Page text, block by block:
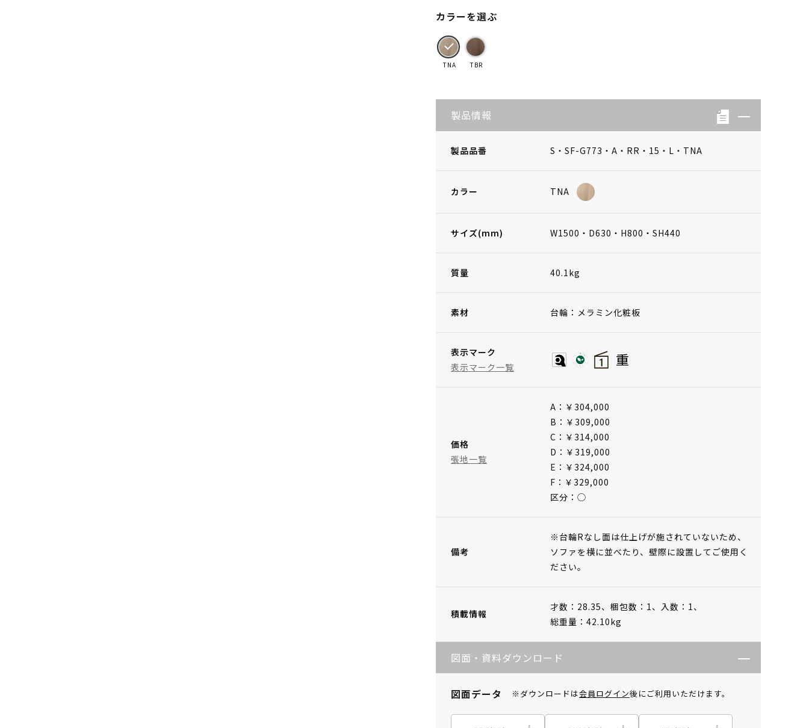
カラーを選ぶ
TNA TBR
製品情報
製品品番 S・SF-G773・A・RR・15・L・TNA
カラー TNA
サイズ(mm) W1500・D630・H800・SH440
質量 40.1kg
素材 台輪：メラミン化粧板
表示マーク
表示マーク一覧
価格
張地一覧
A：￥304,000
B：￥309,000
C：￥314,000
D：￥319,000
E：￥324,000
F：￥329,000
区分：◯
備考
※台輪Rなし面は仕上げが施されていないため、
ソファを横に並べたり、壁際に設置してご使用く
ださい。
積載情報
才数：28.35、 梱包数：1、 入数：1、
総重量：42.10kg
図面・資料ダウンロード
図面データ ※ダウンロードは会員ログイン後にご利用いただけます。